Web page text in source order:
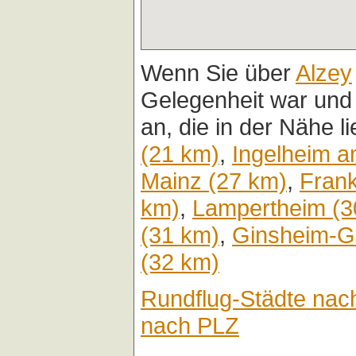
Wenn Sie überAlzey
Gelegenheit war
an, die in der Nähe
(21 km), Ingelheim
Mainz (27 km),
km), Lampertheim
(31 km), Ginsheim-
(32 km)
Rundflug-Städte
nach PLZ